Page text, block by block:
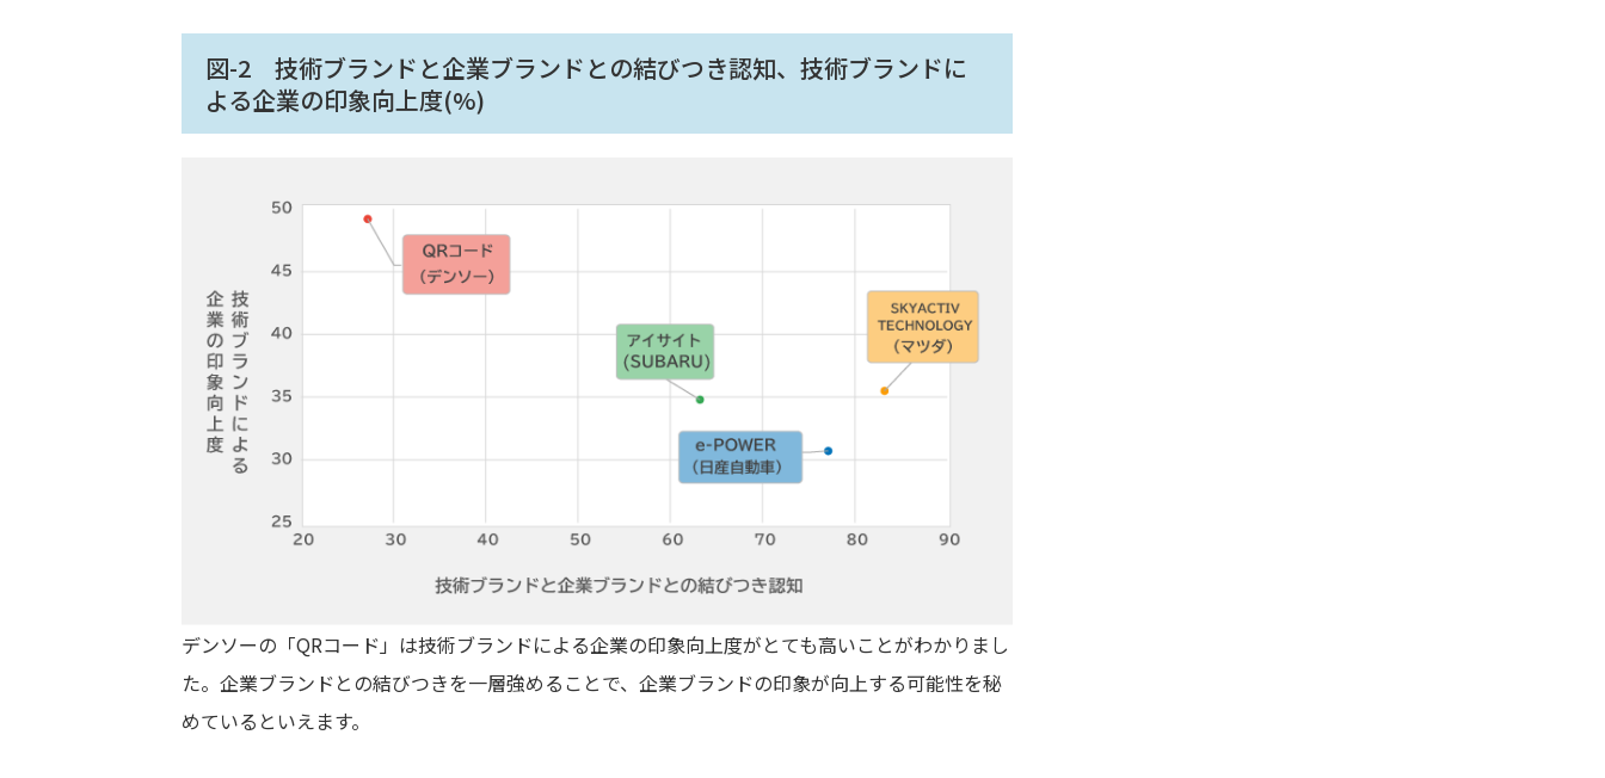
図-2 技術ブランドと企業ブランドとの結びつき認知、技術ブランドに
よる企業の印象向上度(%)
デンソーの「QRコード」は技術ブランドによる企業の印象向上度がとても高いことがわかりまし
た。企業ブランドとの結びつきを一層強めることで、企業ブランドの印象が向上する可能性を秘
めているといえます。